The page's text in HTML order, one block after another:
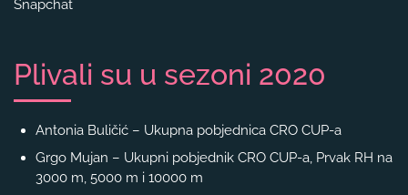
Snapchat
Plivali su u sezoni 2020
Antonia Buličić – Ukupna pobjednica CRO CUP-a
Grgo Mujan – Ukupni pobjednik CRO CUP-a, Prvak RH na
3000 m, 5000 m i 10000 m